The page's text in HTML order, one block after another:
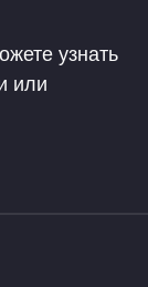
узнать
или